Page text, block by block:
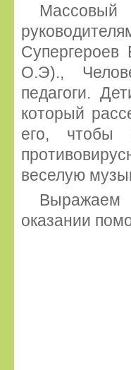
О.Э).,
педагоги.
который
его, чтобы
веселую
Выражаем
оказании